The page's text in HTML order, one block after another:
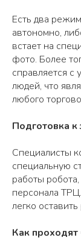
Есть два
автономно,
встает на
фото. Более
справляется с
людей, что
любого
Подготовка к
Специалисты
специальную
работы
персонала
легко
Как